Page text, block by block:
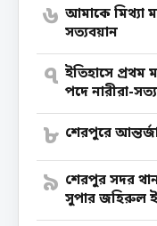
৬ আমাকে মিথ্যা
সত্যবয়ান
৭ ইতিহাসে প্রথম
পদে নারীরা-
৮ শেরপুরে
৯ শেরপুর সদর
সুপার জহিরুল